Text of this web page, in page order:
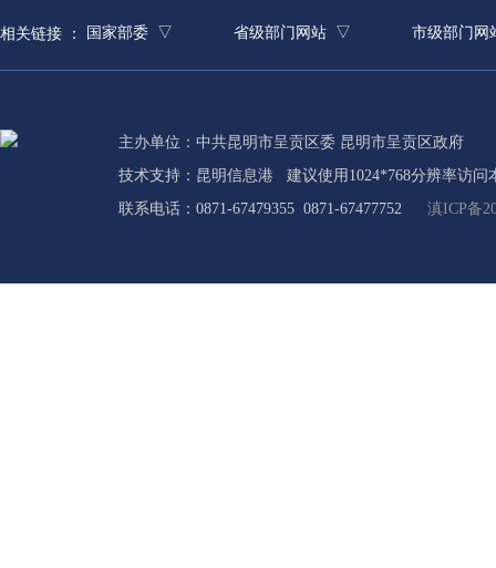
相关链接 ： 国家部委 ▽ 省级部门网站 ▽ 市级部门
主办单位：中共昆明市呈贡区委 昆明市呈贡区政府
技术支持： 昆明信息港 建议使用1024*768分辨率访问
联系电话：0871-67479355 0871-67477752
滇ICP备